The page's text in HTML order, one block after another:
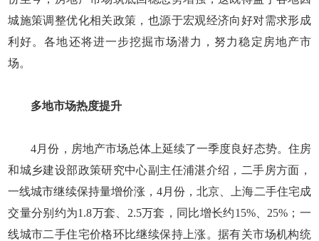
城施策调整优化相关政策，也源于宏观经济向好对需求形成
利好。各地还将进一步挖掘市场潜力，努力稳定房地产市
场。
多地市场热度提升
4月份，房地产市场总体上延续了一季度良好态势。住房
和城乡建设部政策研究中心副主任浦湛介绍，二手房方面，
一线城市继续保持量增价涨，4月份，北京、上海二手住宅成
交量分别约为1.8万套、2.5万套，同比增长约15%、25%；一
线城市二手住宅价格环比继续保持上涨。据有关市场机构统